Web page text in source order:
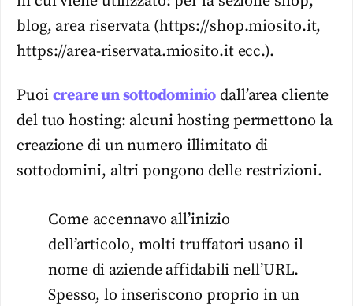
blog, area riservata (https://shop.miosito.it,
https://area-riservata.miosito.it ecc.).
Puoi creare un sottodominio dall’area cliente
del tuo hosting: alcuni hosting permettono la
creazione di un numero illimitato di
sottodomini, altri pongono delle restrizioni.
Come accennavo all’inizio
dell’articolo, molti truffatori usano il
nome di aziende affidabili nell’URL.
Spesso, lo inseriscono proprio in un